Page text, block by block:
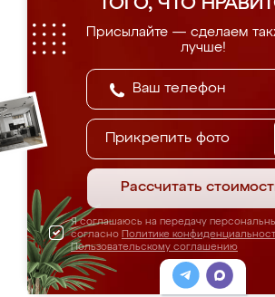
ТОГО, ЧТО
Присылайте — сделаем
лучше!
Прикрепить фото
Рассчитать
Я соглашаюсь на передачу
согласно Политике
Пользовательскому соглашению